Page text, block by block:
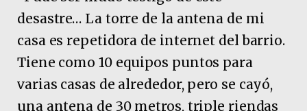
desastre… La torre de la antena de mi
casa es repetidora de internet del barrio.
Tiene como 10 equipos puntos para
varias casas de alrededor, pero se cayó,
una antena de 30 metros, triple riendas